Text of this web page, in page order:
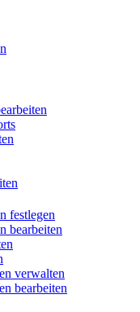
festlegen
bearbeiten
verwalten
bearbeiten